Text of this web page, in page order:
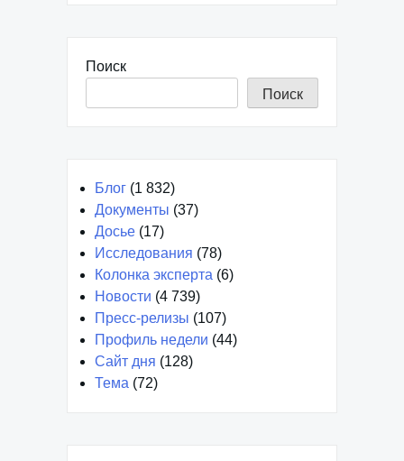
Поиск
Поиск
Блог (1 832)
Документы (37)
Досье (17)
Исследования (78)
Колонка эксперта (6)
Новости (4 739)
Пресс-релизы (107)
Профиль недели (44)
Сайт дня (128)
Тема (72)